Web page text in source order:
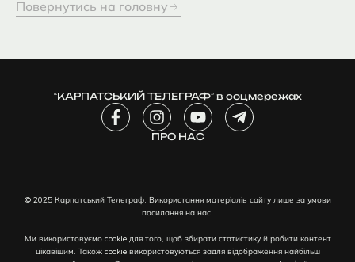
Повернутись на головну
“КАРПАТСЬКИЙ ТЕЛЕГРАФ” в соцмережах
F
a
o
-
f
I
n
s
r
a
m
Y
o
u
e
T
e
a
-
p
ПРО НАС
© 2025 Карпатський Телеграф. Використання матеріалів сайту лише за умови
посилання на нас.
Ми використовуємо cookie для того, щоб збирати статистику й робити контент
цікавішим. Також cookie використовуються задля відображення найбільш